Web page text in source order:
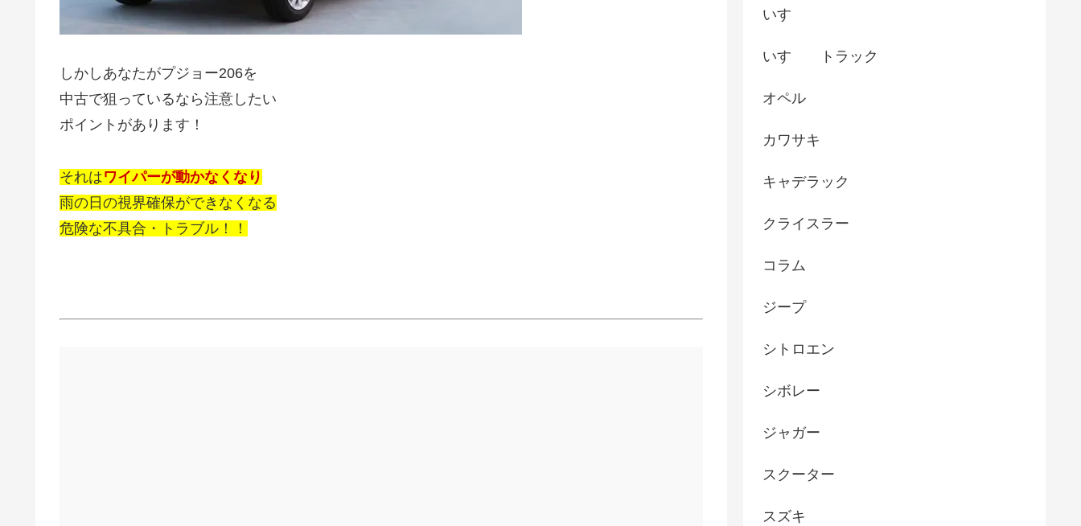
しかしあなたがプジョー206を
中古で狙っているなら注意したい
ポイントがあります！
それはワイパーが動かなくなり
雨の日の視界確保ができなくなる
危険な不具合・トラブル！！
いすゞ
いすゞ トラック
オペル
カワサキ
キャデラック
クライスラー
コラム
ジープ
シトロエン
シボレー
ジャガー
スクーター
スズキ